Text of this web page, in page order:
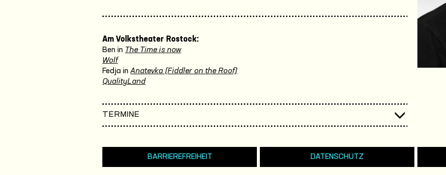
Am Volkstheater Rostock:
Ben in The Time is now
Wolf
Fedja in Anatevka (Fiddler on the Roof)
QualityLand
TERMINE
BARRIEREFREIHEIT DATENSCHUTZ